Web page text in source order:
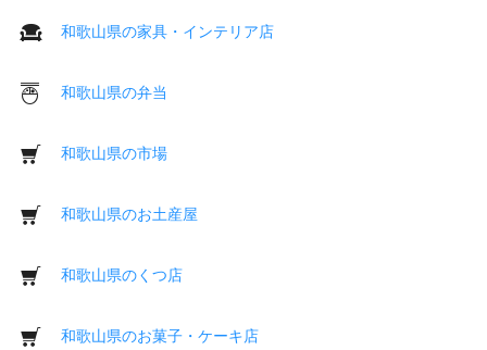
和歌山県の家具・インテリア店
和歌山県の弁当
和歌山県の市場
和歌山県のお土産屋
和歌山県のくつ店
和歌山県のお菓子・ケーキ店